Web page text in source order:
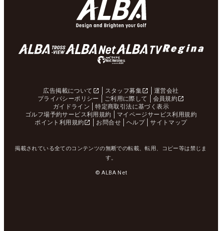
広告掲載について スタッフ募集
運営会社
プライバシーポリシー
ご利用に際して
会員規約
ガイドライン
特定商取引法に基づく表示
ゴルフ場予約サービス利用規約
マイページサービス利用規約
ポイント利用規約
お問合せ ヘルプ サイトマップ
掲載されている全てのコンテンツの無断での転載、転用、コピー等は禁じま
す。
© ALBA Net